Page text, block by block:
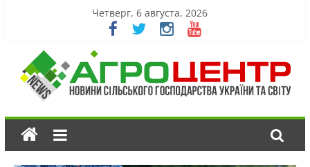
Четверг, 6 августа, 2026